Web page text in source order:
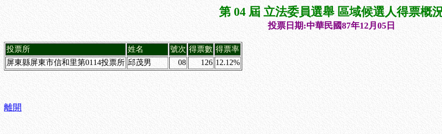
第 04 屆 立法委員選舉 區域候選人得票概
投票日期:中華民國87年12月05日
投票所 姓名 號次 得票數 得票率
屏東縣屏東市信和里第0114投票所 邱茂男 08 126 12.12%
離開